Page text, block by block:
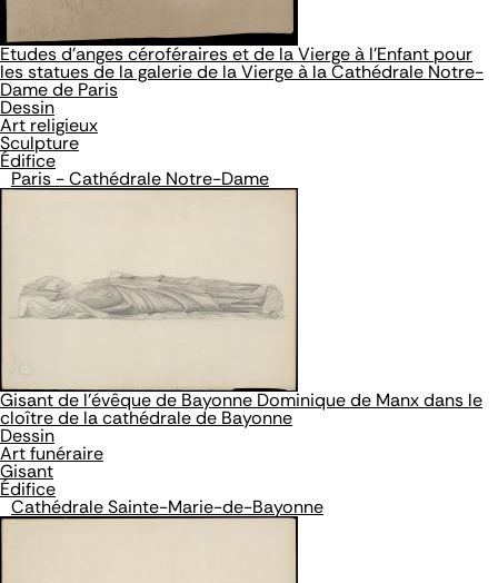
Etudes d'anges céroféraires et de la Vierge à l'Enfant pour
les statues de la galerie de la Vierge à la Cathédrale Notre-
Dame de Paris
Dessin
Art religieux
Sculpture
Édifice
Paris - Cathédrale Notre-Dame
Gisant de l’évêque de Bayonne Dominique de Manx dans le
cloître de la cathédrale de Bayonne
Dessin
Art funéraire
Gisant
Édifice
Cathédrale Sainte-Marie-de-Bayonne